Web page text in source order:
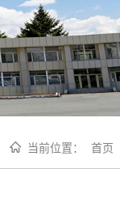
当前位置： 首页